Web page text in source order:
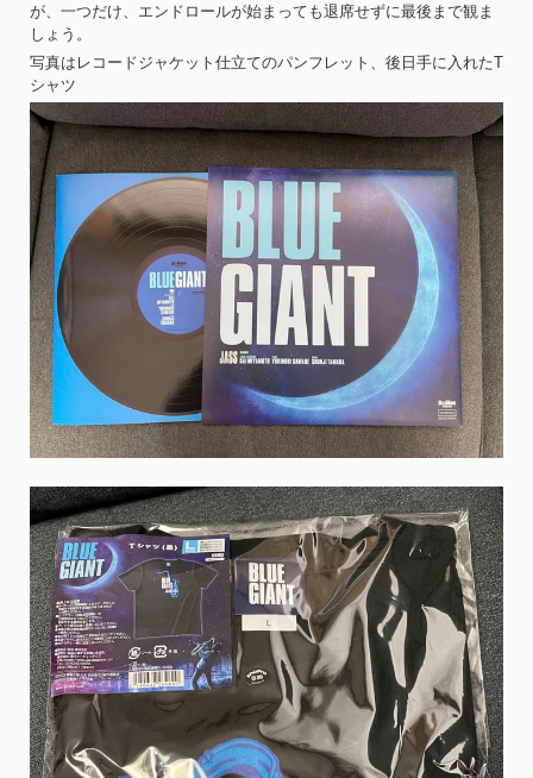
が、一つだけ、エンドロールが始まっても退席せずに最後まで観ま
しょう。
写真はレコードジャケット仕立てのパンフレット、後日手に入れたT
シャツ